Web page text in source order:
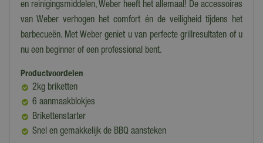
en reinigingsmiddelen, Weber heeft het allemaal! De accessoires
van Weber verhogen het comfort én de veiligheid tijdens het
barbecueën. Met Weber geniet u van perfecte grillresultaten of u
nu een beginner of een professional bent.
Productvoordelen
2kg briketten
6 aanmaakblokjes
Brikettenstarter
Snel en gemakkelijk de BBQ aansteken